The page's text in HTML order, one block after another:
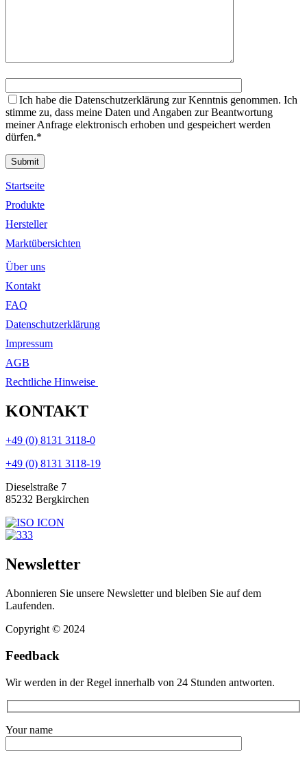
Ich habe die Datenschutzerklärung zur Kenntnis genommen. Ich
stimme zu, dass meine Daten und Angaben zur Beantwortung
meiner Anfrage elektronisch erhoben und gespeichert werden
dürfen.*
Please leave this field empty.
Startseite
Produkte
Hersteller
Marktübersichten
Über uns
Kontakt
FAQ
Datenschutzerklärung
Impressum
AGB
Rechtliche Hinweise
KONTAKT
+49 (0) 8131 3118-0
+49 (0) 8131 3118-19
Dieselstraße 7
85232 Bergkirchen
Newsletter
Abonnieren Sie unsere Newsletter und bleiben Sie auf dem
Laufenden.
Copyright © 2024
Feedback
Wir werden in der Regel innerhalb von 24 Stunden antworten.
Your name